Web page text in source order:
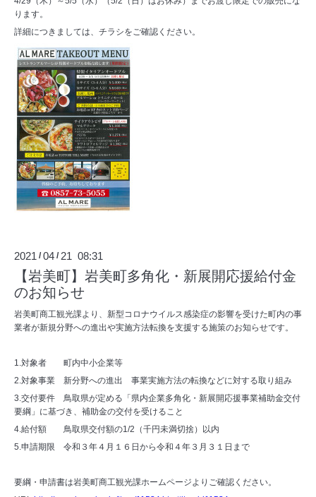
ります。
詳細につきましては、チラシをご確認ください。
2021 /04 / 21 08:31
【岩美町】岩美町多角化・新展開応援給付金
のお知らせ
岩美町商工観光課より、新型コロナウイルス感染症の影響を受けた町内の事
業者が新規分野への進出や実施方法転換を支援する施策のお知らせです。
1.対象者 町内中小企業等
2.対象事業 新分野への進出 事業実施方法の転換などに対する取り組み
3.交付要件 鳥取県が定める「県内企業多角化・新展開応援事業補助金交付
要綱」に基づき、補助金の交付を受けること
4.給付額 鳥取県交付額の1/2（千円未満切捨）以内
5.申請期限 令和３年４月１６日から令和４年３月３１日まで
要綱・申請書は岩美町商工観光課ホームページよりご確認ください。